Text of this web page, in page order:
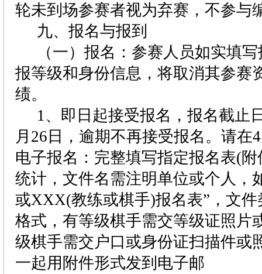
轮未到场参赛者视为弃赛，不参与
九、报名与报到
（一）报名：参赛人员如实填
报等级和身份信息，将取消其参赛
绩。
1 、即日起接受报名，报名截止
月 26 日，逾期不再接受报名。请在4
电子报名：完整填写指定报名表(附
统计，文件名需注明单位或个人，
或XXX(教练或棋手)报名表”，文件
格式，有等级棋手需交等级证照片
级棋手需交户口或身份证扫描件或
一起用附件形式发到电子邮